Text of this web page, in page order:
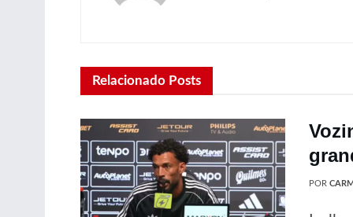
Relacionado Posts
POR